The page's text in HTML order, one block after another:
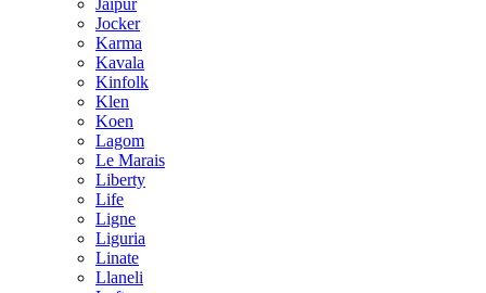
Jaipur
Jocker
Karma
Kavala
Kinfolk
Klen
Koen
Lagom
Le Marais
Liberty
Life
Ligne
Liguria
Linate
Llaneli